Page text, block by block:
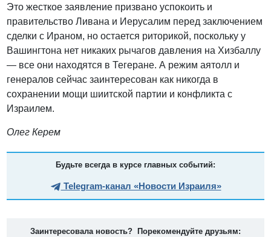
Это жесткое заявление призвано успокоить и
правительство Ливана и Иерусалим перед заключением
сделки с Ираном, но остается риторикой, поскольку у
Вашингтона нет никаких рычагов давления на Хизбаллу
— все они находятся в Тегеране. А режим аятолл и
генералов сейчас заинтересован как никогда в
сохранении мощи шиитской партии и конфликта с
Израилем.
Олег Керем
Будьте всегда в курсе главных событий:
Telegram-канал «Новости Израиля»
Заинтересовала новость? Порекомендуйте друзьям: